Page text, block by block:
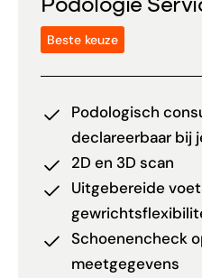
Podologie
Beste keuze
Podologisch
declareerbaar bij
2D en 3D scan
Uitgebereide
Schoenencheck
meetgegevens